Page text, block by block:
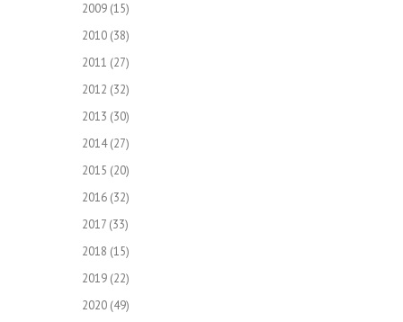
2009 (15)
2010 (38)
2011 (27)
2012 (32)
2013 (30)
2014(27)
2015 (20)
2016 (32)
2017 (33)
2018 (15)
2019 (22)
2020 (49)